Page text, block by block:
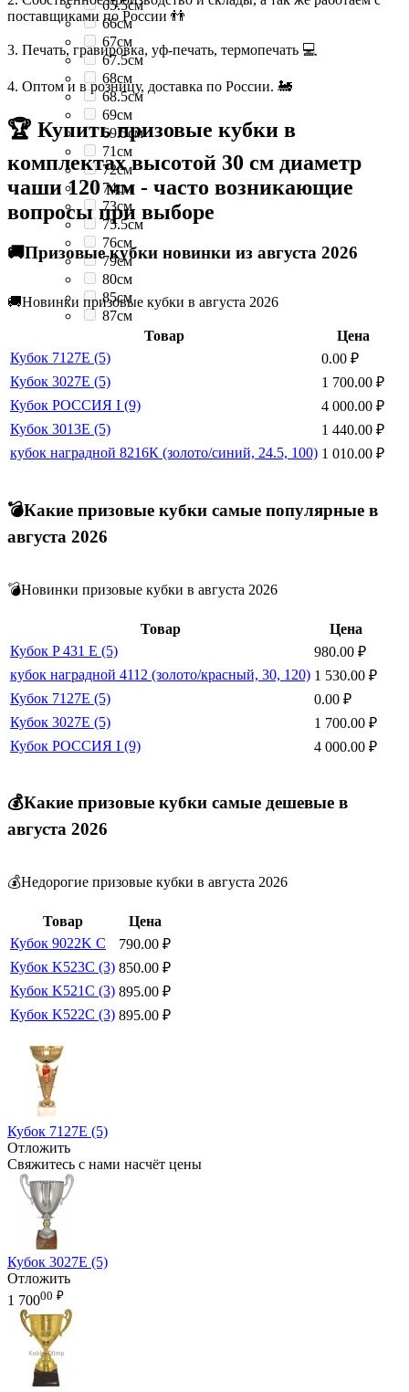
65.5см
66см
67см
67.5см
68см
68.5см
69см
69.5см
71см
72см
74см
73см
75.5см
76см
79см
80см
85см
87см
поставщиками по России 👬
3. Печать, гравировка, уф-печать, термопечать 💻
4. Оптом и в розницу, доставка по России. 🚂
🏆 Купить призовые кубки в
комплектах высотой 30 см диаметр
чаши 120 мм - часто возникающие
вопросы при выборе
🚚Призовые кубки новинки из августа 2026
🚚Новинки призовые кубки в августа 2026
Товар
Цена
Кубок 7127E (5)
0.00 ₽
Кубок 3027E (5)
1 700.00 ₽
Кубок РОССИЯ I (9)
4 000.00 ₽
Кубок 3013E (5)
1 440.00 ₽
кубок наградной 8216К (золото/синий, 24.5, 100) 1 010.00 ₽
💣Какие призовые кубки самые популярные в
августа 2026
💣Новинки призовые кубки в августа 2026
Товар
Цена
Кубок P 431 E (5)
980.00 ₽
кубок наградной 4112 (золото/красный, 30, 120) 1 530.00 ₽
Кубок 7127E (5)
0.00 ₽
Кубок 3027E (5)
1 700.00 ₽
Кубок РОССИЯ I (9)
4 000.00 ₽
💰Какие призовые кубки самые дешевые в
августа 2026
💰Недорогие призовые кубки в августа 2026
Товар
Цена
Кубок 9022K C
790.00 ₽
Кубок K523C (3) 850.00 ₽
Кубок K521C (3) 895.00 ₽
Кубок K522C (3) 895.00 ₽
Кубок 7127E (5)
Отложить
Свяжитесь с нами насчёт цены
Кубок 3027E (5)
Отложить
1 70000 ₽